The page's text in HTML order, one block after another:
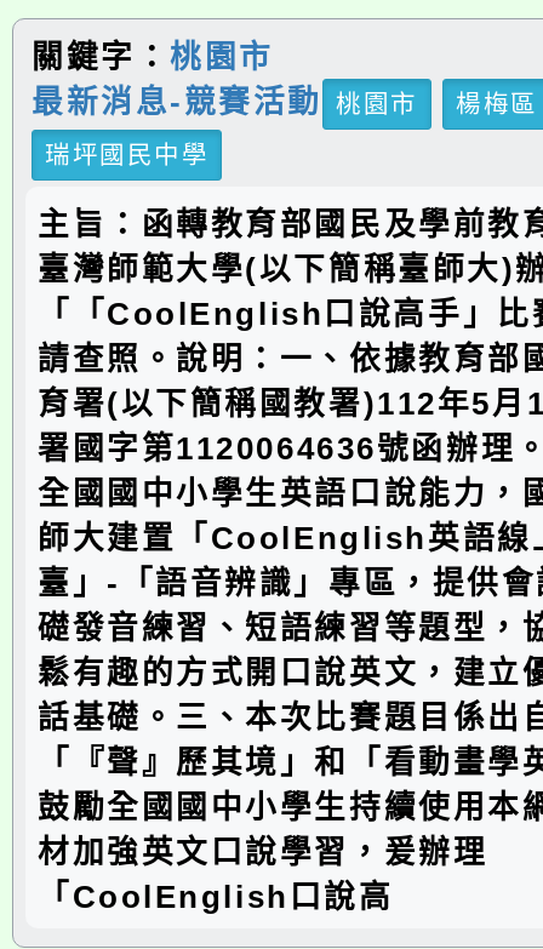
關鍵字：桃園市
最新消息-競賽活動
桃園市
楊梅區
瑞坪國民中學
主旨：函轉教育部國民及學前教
臺灣師範大學(以下簡稱臺師大)
「「CoolEnglish口說高手」比
請查照。說明：一、依據教育部
育署(以下簡稱國教署)112年5月
署國字第1120064636號函辦理
全國國中小學生英語口說能力，
師大建置「CoolEnglish英語線
臺」-「語音辨識」專區，提供
礎發音練習、短語練習等題型，
鬆有趣的方式開口說英文，建立
話基礎。三、本次比賽題目係出
「『聲』歷其境」和「看動畫學
鼓勵全國國中小學生持續使用本
材加強英文口說學習，爰辦理
「CoolEnglish口說高